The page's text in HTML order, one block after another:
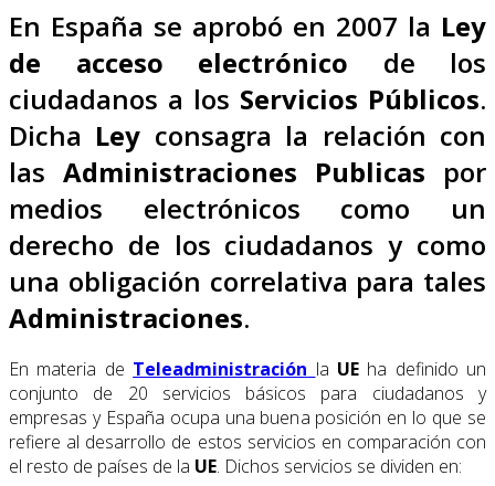
En España se aprobó en 2007 la Ley
de acceso electrónico de los
ciudadanos a los Servicios Públicos.
Dicha Ley consagra la relación con
las Administraciones Publicas por
medios electrónicos como un
derecho de los ciudadanos y como
una obligación correlativa para tales
Administraciones.
En materia de Teleadministración la UEha definido un
conjunto de 20 servicios básicos para ciudadanos y
empresas y España ocupa una buena posición en lo que se
refiere al desarrollo de estos servicios en comparación con
el resto de países de la UE. Dichos servicios se dividen en: